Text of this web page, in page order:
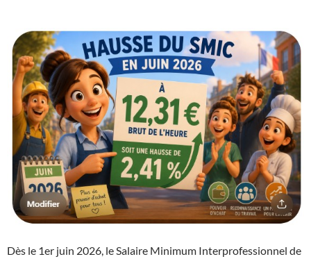
Dès le 1er juin 2026, le Salaire Minimum Interprofessionnel de